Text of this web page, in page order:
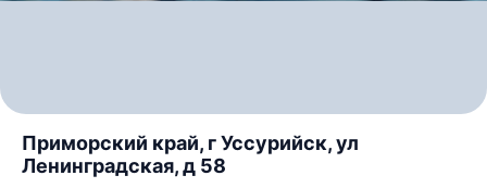
Приморский край, г Уссурийск, ул
Ленинградская, д 58